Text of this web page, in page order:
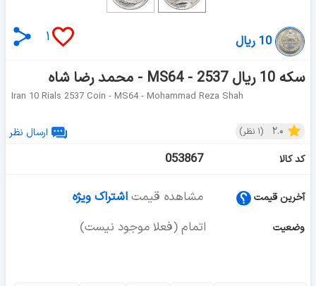
۱ 10 ریال
سکه 10 ریال 2537 - MS64 - محمد رضا شاه
Iran 10 Rials 2537 Coin - MS64 - Mohammad Reza Shah
۲.۰ (۱ نظر)
ارسال نظر
کد کالا
053867
آخرین قیمت مشاهده قیمت اشتراک ویژه
وضعیت اتمام (فعلا موجود نیست)